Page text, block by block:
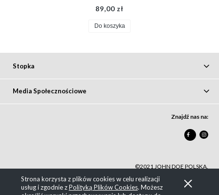
Strona korzysta z plików cookies w celu realizacji
usług i zgodnie zPolityką Plików Cookies. Możesz
89,00 zł
Do koszyka
Stopka
Media Społecznościowe
Znajdź nas na:
F
©2021 JOHN DOE POLSKA.
Pokaż pełną wersję strony